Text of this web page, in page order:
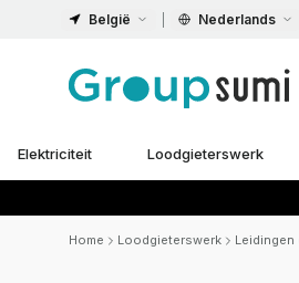
België Nederlands
Elektriciteit Loodgieterswerk
Home Loodgieterswerk